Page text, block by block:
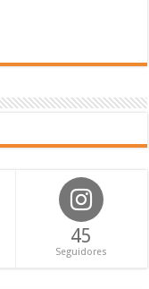
45
Seguidores